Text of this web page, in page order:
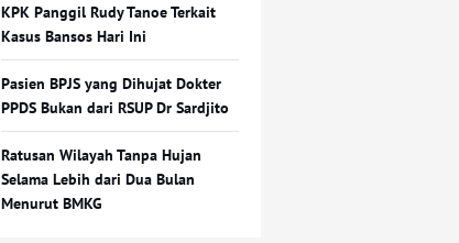
KPK Panggil Rudy Tanoe Terkait
Kasus Bansos Hari Ini
Pasien BPJS yang Dihujat Dokter
PPDS Bukan dari RSUP Dr Sardjito
Ratusan Wilayah Tanpa Hujan
Selama Lebih dari Dua Bulan
Menurut BMKG